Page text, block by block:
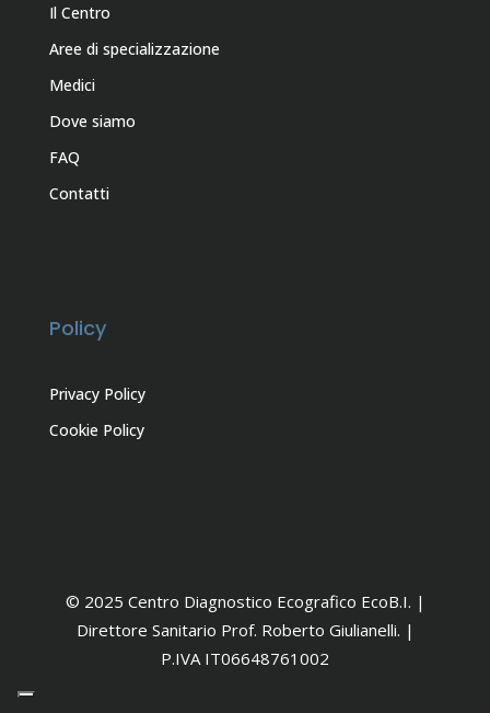
Il Centro
Aree di specializzazione
Medici
Dove siamo
FAQ
Contatti
Policy
Privacy Policy
Cookie Policy
© 2025 Centro Diagnostico Ecografico EcoB.I. |
Direttore Sanitario Prof. Roberto Giulianelli. |
P.IVA IT06648761002